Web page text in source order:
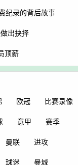
纪录的背后故事
出抉择
顶薪
欧冠 比赛录像
意甲 赛季
曼联 进攻
球迷 曼城